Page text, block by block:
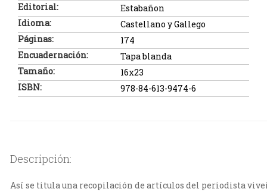
Editorial:
Estabañon
Idioma:
Castellano y Gallego
Páginas:
174
Encuadernación:
Tapa blanda
Tamaño:
16x23
ISBN:
978-84-613-9474-6
Descripción:
Así se titula una recopilación de artículos del periodista